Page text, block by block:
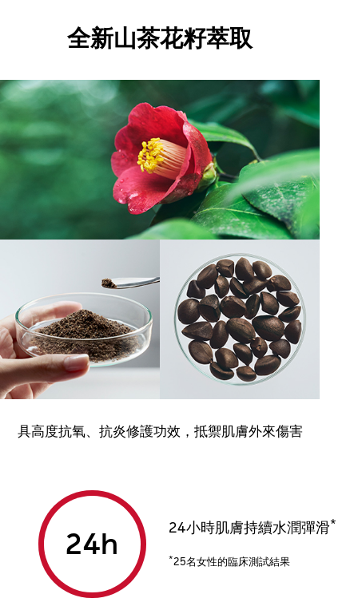
全新山茶花籽萃取
具高度抗氧、抗炎修護功效，抵禦肌膚外來傷害
24h
24小時肌膚持續水潤彈滑*
*25名女性的臨床測試結果 ​